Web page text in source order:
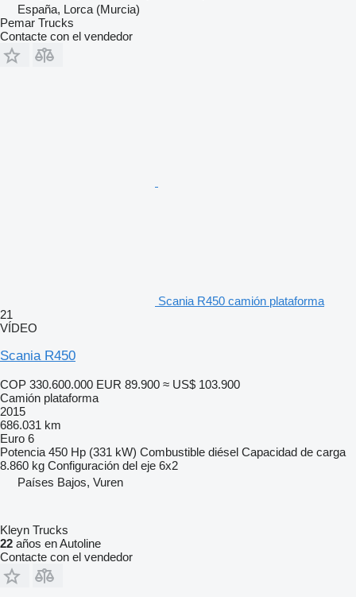
España, Lorca (Murcia)
Pemar Trucks
Contacte con el vendedor
Scania R450 camión plataforma
21
VÍDEO
Scania R450
COP 330.600.000 EUR 89.900 ≈ US$ 103.900
Camión plataforma
2015
686.031 km
Euro 6
Potencia 450 Hp (331 kW) Combustible diésel Capacidad de carga
8.860 kg Configuración del eje 6x2
Países Bajos, Vuren
Kleyn Trucks
22 años en Autoline
Contacte con el vendedor